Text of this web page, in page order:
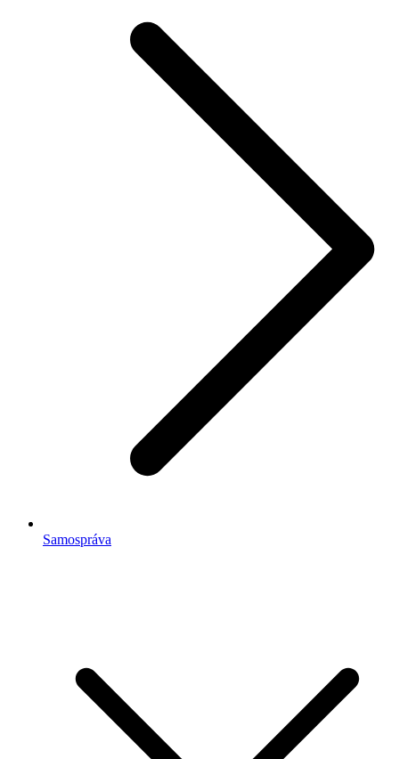
Samospráva